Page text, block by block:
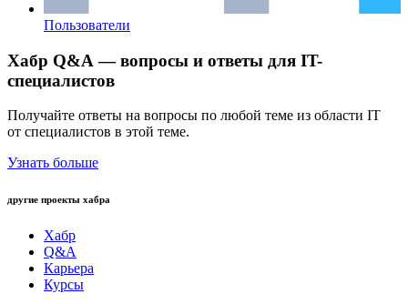
Пользователи
Хабр Q&A — вопросы и ответы для IT-
специалистов
Получайте ответы на вопросы по любой теме из области IT
от специалистов в этой теме.
Узнать больше
другие проекты хабра
Хабр
Q&A
Карьера
Курсы